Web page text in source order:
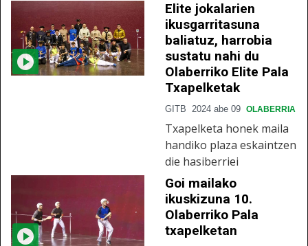
Elite jokalarien
ikusgarritasuna
baliatuz, harrobia
sustatu nahi du
Olaberriko Elite Pala
Txapelketak
GITB 2024 abe 09 OLABERRIA
Txapelketa honek maila
handiko plaza eskaintzen
die hasiberriei
Goi mailako
ikuskizuna 10.
Olaberriko Pala
txapelketan